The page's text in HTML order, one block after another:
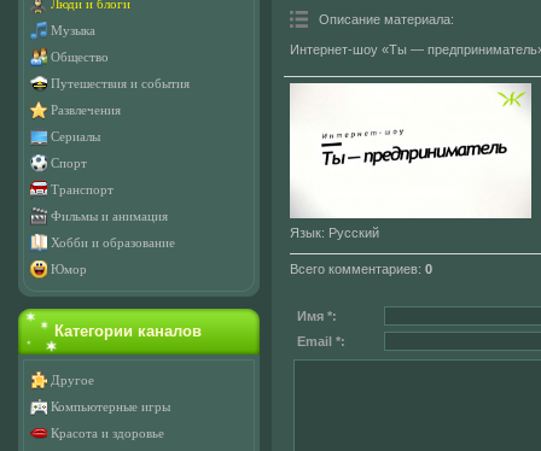
Люди и блоги
Музыка
Общество
Путешествия и события
Развлечения
Сериалы
Спорт
Транспорт
Фильмы и анимация
Хобби и образование
Юмор
Категории каналов
Другое
Компьютерные игры
Красота и здоровье
Описание материала:
Интернет-шоу «Ты —
Язык: Русский
Всего комментариев: 0
Имя *:
Email *: